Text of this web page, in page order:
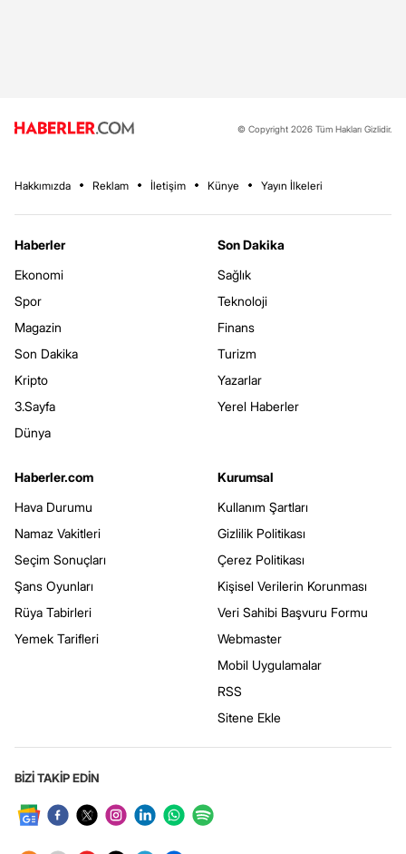
© Copyright 2026 Tüm Hakları Gizlidir.
Hakkımızda Reklam İletişim Künye Yayın İlkeleri
Haberler
Ekonomi
Spor
Magazin
Son Dakika
Kripto
3.Sayfa
Dünya
Son Dakika
Sağlık
Teknoloji
Finans
Turizm
Yazarlar
Yerel Haberler
Haberler.com
Hava Durumu
Namaz Vakitleri
Seçim Sonuçları
Şans Oyunları
Rüya Tabirleri
Yemek Tarifleri
Kurumsal
Kullanım Şartları
Gizlilik Politikası
Çerez Politikası
Kişisel Verilerin Korunması
Veri Sahibi Başvuru Formu
Webmaster
Mobil Uygulamalar
RSS
Sitene Ekle
BİZİ TAKİP EDİN